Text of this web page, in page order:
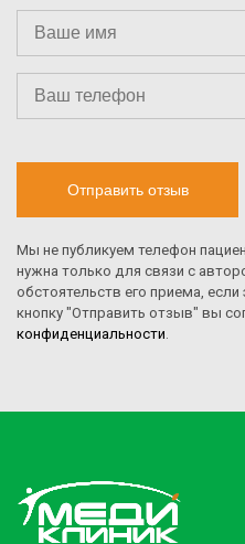
Отправить отзыв
Мы не публикуем телефон
нужна только для связи с
обстоятельств его приема,
кнопку "Отправить отзыв" вы
конфиденциальности.